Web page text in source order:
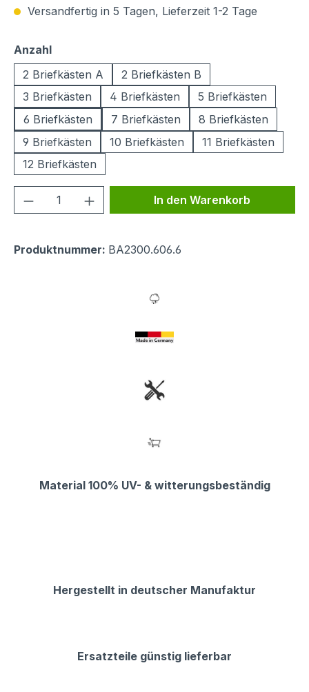
Versandfertig in 5 Tagen, Lieferzeit 1-2 Tage
Anzahlauswählen
2 Briefkästen A
2 Briefkästen B
3 Briefkästen
4 Briefkästen
5 Briefkästen
6 Briefkästen
7 Briefkästen
8 Briefkästen
9 Briefkästen
10 Briefkästen
11 Briefkästen
12 Briefkästen
Produkt Anzahl: Gib denIn den Warenkorb
Produktnummer: BA2300.606.6
Material 100% UV- & witterungsbeständig
Hergestellt in deutscher Manufaktur
Ersatzteile günstig lieferbar